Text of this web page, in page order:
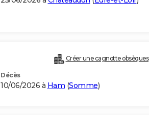
Créer une cagnotte obsèques
Décès
10/06/2026 à Ham (Somme)